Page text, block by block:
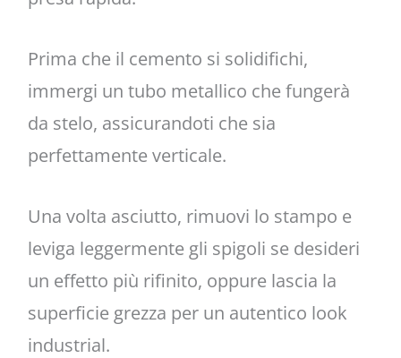
Prima che il cemento si solidifichi,
immergi un tubo metallico che fungerà
da stelo, assicurandoti che sia
perfettamente verticale.
Una volta asciutto, rimuovi lo stampo e
leviga leggermente gli spigoli se desideri
un effetto più rifinito, oppure lascia la
superficie grezza per un autentico look
industrial.